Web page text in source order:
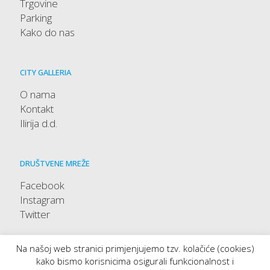
Trgovine
Parking
Kako do nas
CITY GALLERIA
O nama
Kontakt
Ilirija d.d.
DRUŠTVENE MREŽE
Facebook
Instagram
Twitter
Na našoj web stranici primjenjujemo tzv. kolačiće (cookies)
kako bismo korisnicima osigurali funkcionalnost i